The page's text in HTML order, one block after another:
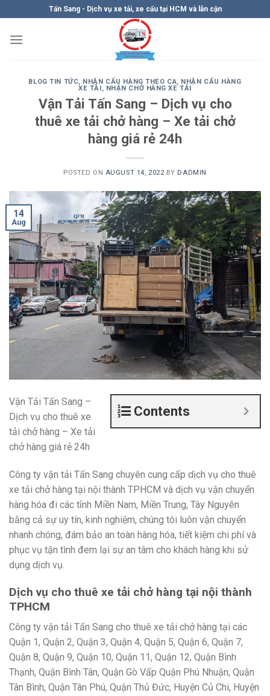
content
Tấn Sang - Dịch vụ xe tải, xe cẩu tại HCM và lân cận
BLOG TIN TỨC, NHẬN CẨU HÀNG THEO CA, NHẬN CẨU HÀNG
XE TẢI, NHẬN CHỞ HÀNG XE TẢI
Vận Tải Tấn Sang – Dịch vụ cho
thuê xe tải chở hàng – Xe tải chở
hàng giá rẻ 24h
POSTED ON AUGUST 14, 2022 BY DADMIN
14
Aug
Contents
Vận Tải Tấn Sang –
Dịch vụ cho thuê xe
tải chở hàng – Xe tải
chở hàng giá rẻ 24h
Công ty vận tải Tấn Sang chuyên cung cấp dịch vụ cho thuê
xe tải chở hàng tại nội thành TPHCM và dịch vụ vận chuyển
hàng hóa đi các tỉnh Miền Nam, Miền Trung, Tây Nguyên
bằng cả sự uy tín, kinh nghiệm, chúng tôi luôn vận chuyển
nhanh chóng, đám bảo an toàn hàng hóa, tiết kiệm chi phí và
phục vụ tận tình đem lại sự an tâm cho khách hàng khi sử
dụng dịch vụ.
Dịch vụ cho thuê xe tải chở hàng tại nội thành
TPHCM
Công ty vận tải Tấn Sang cho thuê xe tải chở hàng tại các
Quận 1, Quận 2, Quận 3, Quận 4, Quận 5, Quận 6, Quận 7,
Quận 8, Quận 9, Quận 10, Quận 11, Quận 12, Quận Bình
Thạnh, Quận Bình Tân, Quận Gò Vấp Quận Phú Nhuận, Quận
Tân Bình, Quận Tân Phú, Quận Thủ Đức, Huyện Củ Chi, Huyện